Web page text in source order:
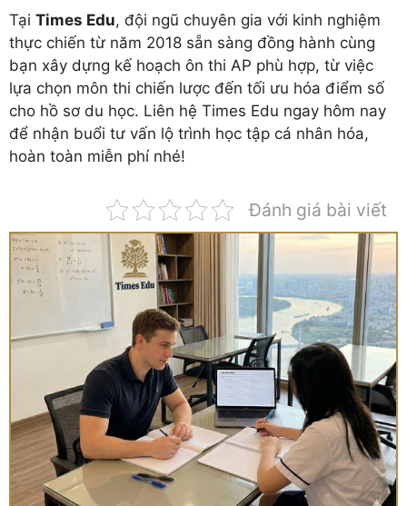
Tại Times Edu, đội ngũ chuyên gia với kinh nghiệm
thực chiến từ năm 2018 sẵn sàng đồng hành cùng
bạn xây dựng kế hoạch ôn thi AP phù hợp, từ việc
lựa chọn môn thi chiến lược đến tối ưu hóa điểm số
cho hồ sơ du học. Liên hệ Times Edu ngay hôm nay
để nhận buổi tư vấn lộ trình học tập cá nhân hóa,
hoàn toàn miễn phí nhé!
Đánh giá bài viết